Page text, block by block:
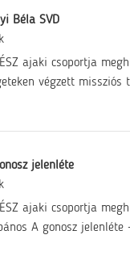
Béla SVD
ajaki csoportja
végzett missziós
jelenléte
ajaki csoportja
A gonosz